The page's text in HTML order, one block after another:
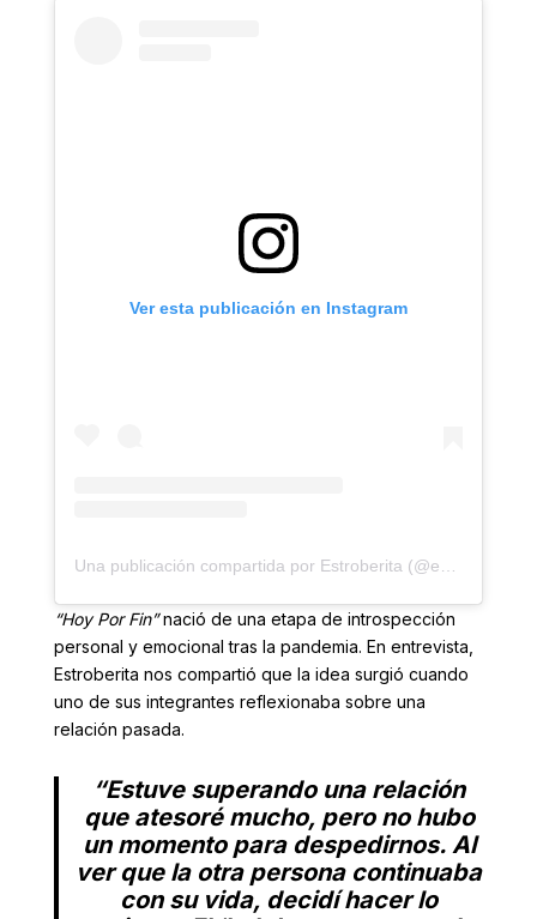
Ver esta publicación en Instagram
Una publicación compartida por Estroberita (@estroberita)
“Hoy Por Fin”nació de una etapa de introspección
personal y emocional tras la pandemia. En entrevista,
Estroberita nos compartió que la idea surgió cuando
uno de sus integrantes reflexionaba sobre una
relación pasada.
“Estuve superando una relación
que atesoré mucho, pero no hubo
un momento para despedirnos. Al
ver que la otra persona continuaba
con su vida, decidí hacer lo